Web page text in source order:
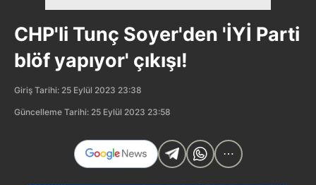
CHP'li Tunç Soyer'den 'İYİ Parti
blöf yapıyor' çıkışı!
Giriş Tarihi: 25 Eylül 2023 23:38
Güncelleme Tarihi: 25 Eylül 2023 23:58